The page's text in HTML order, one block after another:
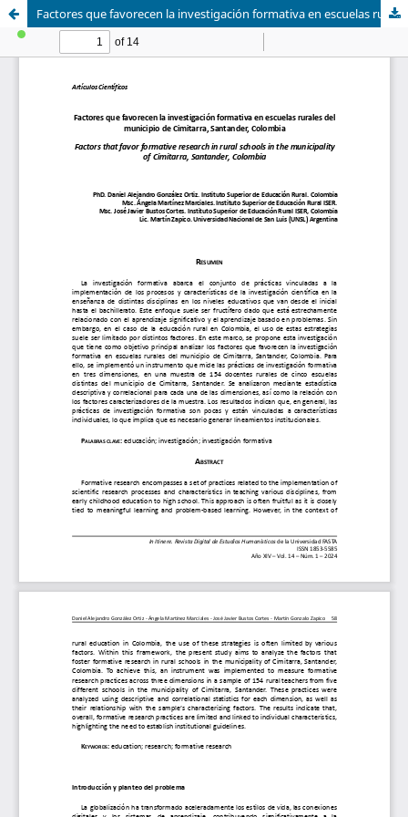
Factores que favorecen la investigación formativa en escuelas rurales del municipio de Cimitarra, Santander, Colombia - Factors that favor formative research in rural schools in the municipality of Cimitarra, Santander, Colombia